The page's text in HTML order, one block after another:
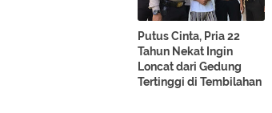
Putus Cinta, Pria 22
Tahun Nekat Ingin
Loncat dari Gedung
Tertinggi di Tembilahan